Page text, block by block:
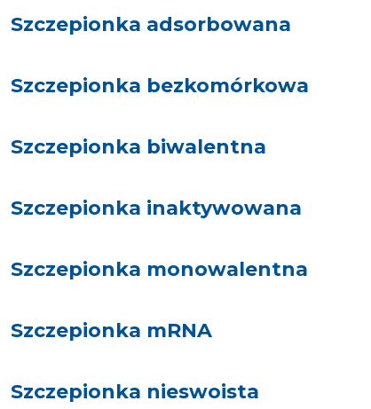
Szczepionka adsorbowana
Szczepionka bezkomórkowa
Szczepionka biwalentna
Szczepionka inaktywowana
Szczepionka monowalentna
Szczepionka mRNA
Szczepionka nieswoista